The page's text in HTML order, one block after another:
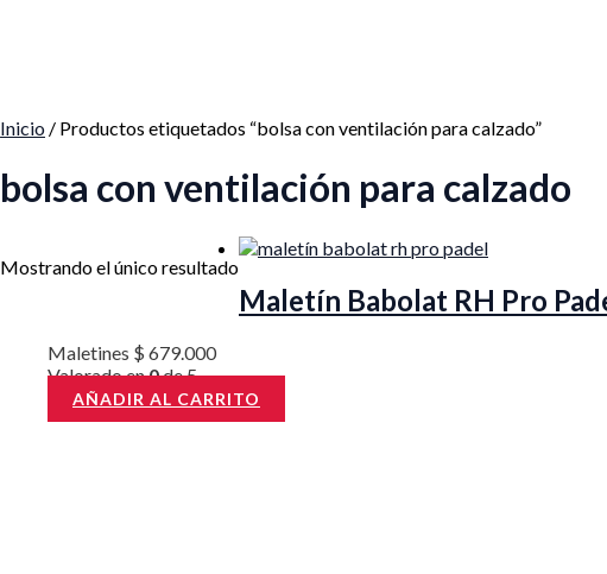
Inicio / Productos etiquetados “bolsa con ventilación para calzado”
bolsa con ventilación para calzado
Mostrando el único resultado
Maletín Babolat RH Pro
Maletines $ 679.000
Valorado en0de 5
AÑADIR AL CARRITO